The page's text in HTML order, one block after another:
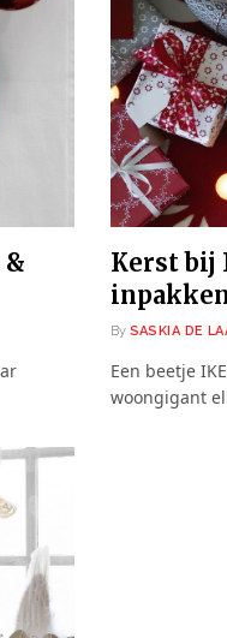
Kerst bij
By SASKIA DE
Een beetje
woongigant